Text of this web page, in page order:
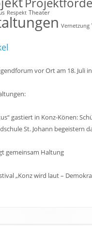
Respekt Theater
Vernetzung
vor Ort am 18. Juli
gastiert in Konz-Könen:
St. Johann begeistern
gemeinsam Haltung
„Konz wird laut –